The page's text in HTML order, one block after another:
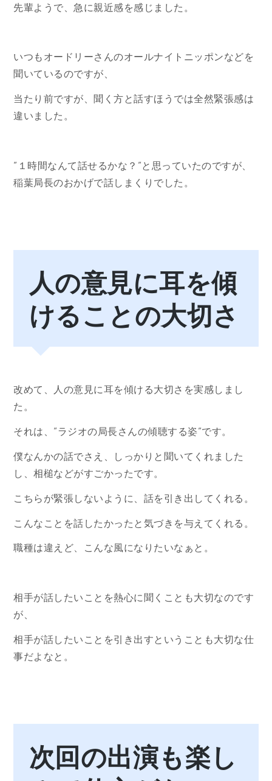
先輩ようで、急に親近感を感じました。
いつもオードリーさんのオールナイトニッポンなどを
聞いているのですが、
当たり前ですが、聞く方と話すほうでは全然緊張感は
違いました。
”１時間なんて話せるかな？”と思っていたのですが、
稲葉局長のおかげで話しまくりでした。
人の意見に耳を傾
けることの大切さ
改めて、人の意見に耳を傾ける大切さを実感しまし
た。
それは、”ラジオの局長さんの傾聴する姿”です。
僕なんかの話でさえ、しっかりと聞いてくれました
し、相槌などがすごかったです。
こちらが緊張しないように、話を引き出してくれる。
こんなことを話したかったと気づきを与えてくれる。
職種は違えど、こんな風になりたいなぁと。
相手が話したいことを熱心に聞くことも大切なのです
が、
相手が話したいことを引き出すということも大切な仕
事だよなと。
次回の出演も楽し